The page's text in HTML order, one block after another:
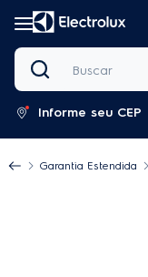
Buscar
Informe seu CEP
Garantia Estendida